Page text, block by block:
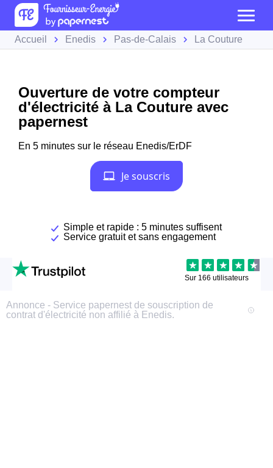
Accueil Enedis Pas-de-Calais La Couture